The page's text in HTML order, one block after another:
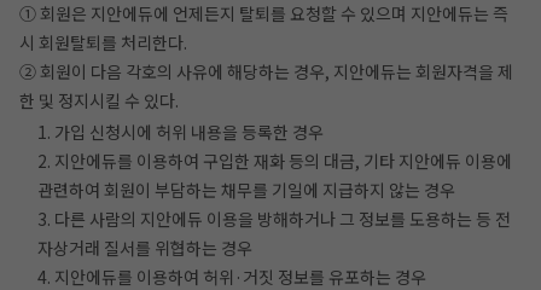
① 회원은 지안에듀에 언제든지 탈퇴를 요청할 수 있으며 지안에듀는 즉
시 회원탈퇴를 처리한다.
② 회원이 다음 각호의 사유에 해당하는 경우, 지안에듀는 회원자격을 제
한 및 정지시킬 수 있다.
1. 가입 신청시에 허위 내용을 등록한 경우
2. 지안에듀를 이용하여 구입한 재화 등의 대금, 기타 지안에듀 이용에
관련하여 회원이 부담하는 채무를 기일에 지급하지 않는 경우
3. 다른 사람의 지안에듀 이용을 방해하거나 그 정보를 도용하는 등 전
자상거래 질서를 위협하는 경우
4. 지안에듀를 이용하여 허위·거짓 정보를 유포하는 경우